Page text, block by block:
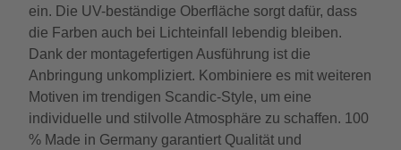
ein. Die UV-beständige Oberfläche sorgt dafür, dass
die Farben auch bei Lichteinfall lebendig bleiben.
Dank der montagefertigen Ausführung ist die
Anbringung unkompliziert. Kombiniere es mit weiteren
Motiven im trendigen Scandic-Style, um eine
individuelle und stilvolle Atmosphäre zu schaffen. 100
% Made in Germany garantiert Qualität und